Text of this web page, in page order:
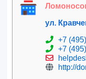
ул.
+7
+7
http://